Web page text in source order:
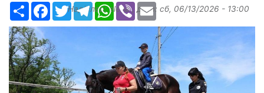
РесурсFacebook
TwitterTelegramWhatsApp
ViberEmail
Надіслав:elena, дата: сб, 06/13/2026 - 13:00